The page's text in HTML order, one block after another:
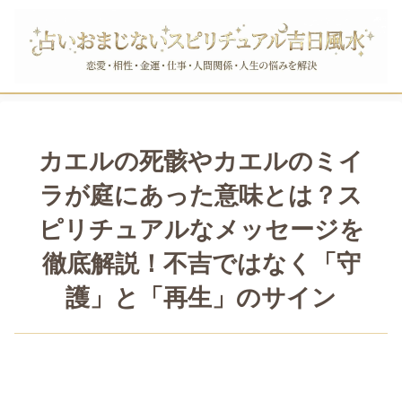
カエルの死骸やカエルのミイ
ラが庭にあった意味とは？ス
ピリチュアルなメッセージを
徹底解説！不吉ではなく「守
護」と「再生」のサイン